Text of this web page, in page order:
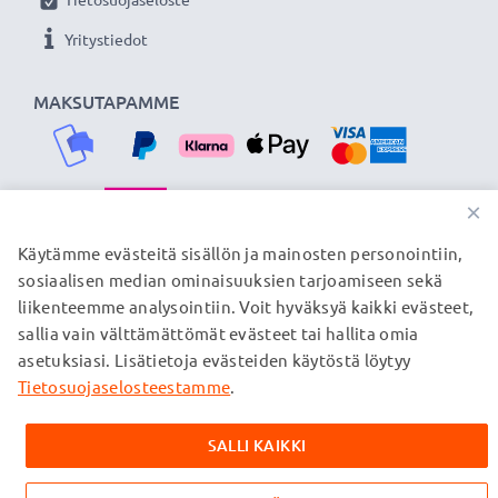
verkkokauppa, joka tarjoaa laadukkaita tuotteita, ja
siksi tarjoamme 36 kuukauden takuun!
MAKSUTAPAMME
Yritystiedot
TOIMITUSKUMPPANIMME
© subtel.fi 2026
Kaikki hinnat sisältävät arvonlisäveron, mutta ei
toimituskuluja. Kaikki sivuillamme mainitut tavaramerkit ovat
verkkosivuillamme ainoastaan tuotteitamme koskevan
×
Käytämme evästeitä sisällön ja mainosten personointiin,
sosiaalisen median ominaisuuksien tarjoamiseen sekä
liikenteemme analysointiin. Voit hyväksyä kaikki evästeet,
sallia vain välttämättömät evästeet tai hallita omia
asetuksiasi. Lisätietoja evästeiden käytöstä löytyy
Tietosuojaselosteestamme.
SALLI KAIKKI